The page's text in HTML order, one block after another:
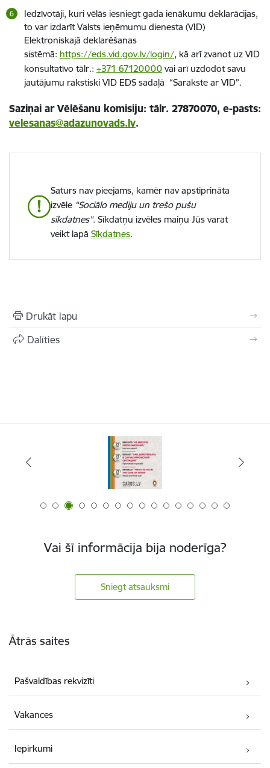
Iedzīvotāji, kuri vēlās iesniegt gada ienākumu deklarācijas,
to var izdarīt Valsts ieņēmumu dienesta (VID)
Elektroniskajā deklarēšanas
sistēmā: https://eds.vid.gov.lv/login/, kā arī zvanot uz VID
konsultatīvo tālr.: +371 67120000 vai arī uzdodot savu
jautājumu rakstiski VID EDS sadaļā “Sarakste ar VID”.
Saziņai ar Vēlēšanu komisiju: tālr. 27870070, e-pasts:
velesanas@adazunovads.lv.
Saturs nav pieejams, kamēr nav apstiprināta
izvēle “Sociālo mediju un trešo pušu
sīkdatnes”. Sīkdatņu izvēles maiņu Jūs varat
veikt lapā Sīkdatnes.
Drukāt lapu
Dalīties
Vai šī informācija bija noderīga?
Sniegt atsauksmi
Ātrās saites
Pašvaldības rekvizīti
Vakances
Iepirkumi